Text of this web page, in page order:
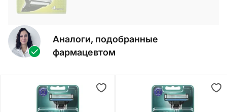
Аналоги, подобранные
фармацевтом